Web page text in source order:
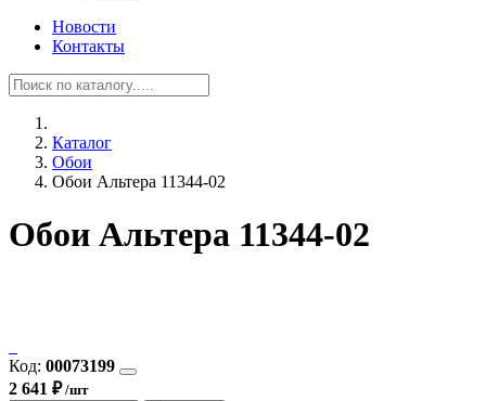
Новости
Контакты
Каталог
Обои
Обои Альтера 11344-02
Обои Альтера 11344-02
Код: 00073199
2 641 ₽/шт